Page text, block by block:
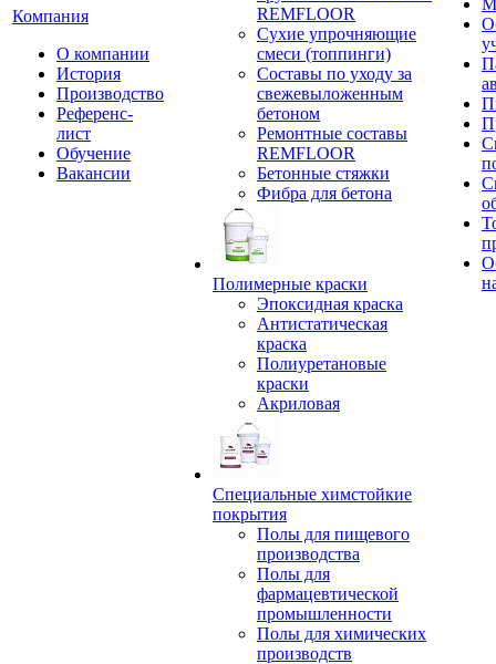
Компания
О компании
История
Производство
Референс-
лист
Обучение
Вакансии
REMFLOOR
Сухие упрочняющие
смеси (топпинги)
Составы по уходу за
свежевыложенным
бетоном
Ремонтные составы
REMFLOOR
Бетонные стяжки
Фибра для бетона
Полимерные краски
Эпоксидная краска
Антистатическая
краска
Полиуретановые
краски
Акриловая
Специальные химстойкие
покрытия
Полы для пищевого
производства
Полы для
фармацевтической
промышленности
Полы для химических
производств